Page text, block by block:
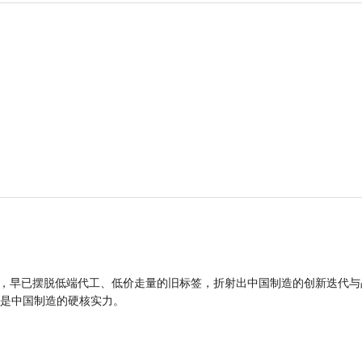
早已摆脱低端代工、低价走量的旧标签，折射出中国制造的创新迭代
中国制造的硬核实力。